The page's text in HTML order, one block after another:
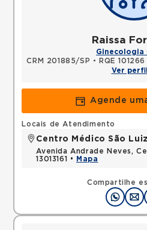
Raissa
Ginecologia
CRM 201885/SP •
RQE 101266
Ver perfil
Agende
Compartilhe
Locais de Atendimento
Centro Médico São
Avenida Andrade Neves,
13013161 •
Mapa